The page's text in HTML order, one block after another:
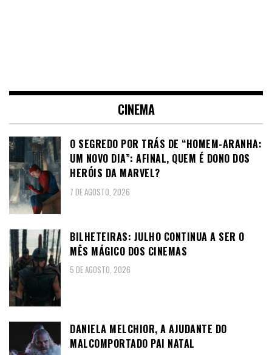
CINEMA
O SEGREDO POR TRÁS DE “HOMEM-ARANHA:
UM NOVO DIA”: AFINAL, QUEM É DONO DOS
HERÓIS DA MARVEL?
7 DE AGOSTO, 2026
BILHETEIRAS: JULHO CONTINUA A SER O
MÊS MÁGICO DOS CINEMAS
5 DE AGOSTO, 2026
DANIELA MELCHIOR, A AJUDANTE DO
MALCOMPORTADO PAI NATAL